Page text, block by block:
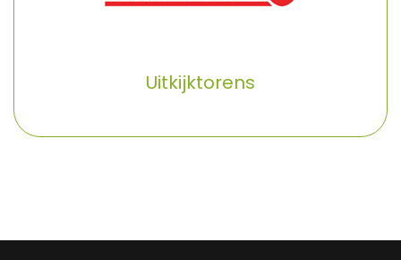
Uitkijktorens